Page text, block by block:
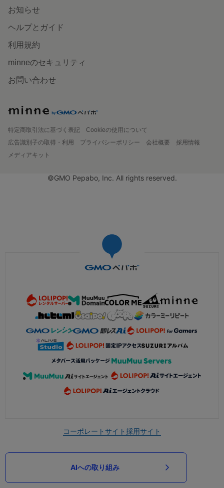
お知らせ
ヘルプとガイド
利用規約
minneのセキュリティ
お問い合わせ
特定商取引法に基づく表記
Cookieの使用について
広告識別子の取得・利用
プライバシーポリシー 会社概要
採用情報
メディアキット
©GMO Pepabo, Inc. All rights reserved.
コーポレートサイト採用サイト
AIへの取り組み